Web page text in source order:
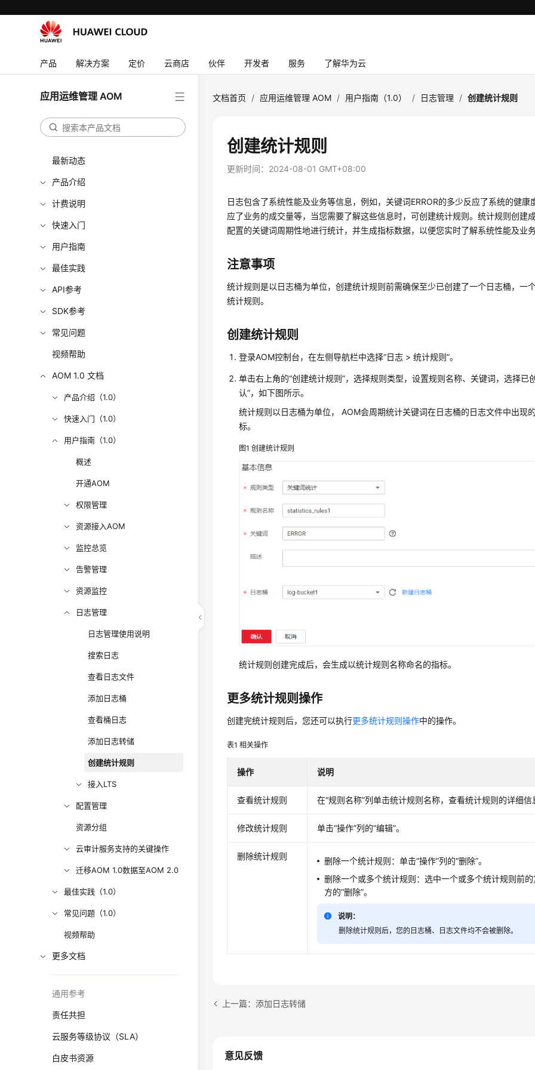
产品 解决方案 定价 云商店 伙伴 开发者 服务 了解华为云
应用运维管理 AOM
最新动态
产品介绍
计费说明
快速入门
用户指南
最佳实践
API参考
SDK参考
常见问题
视频帮助
AOM 1.0 文档
产品介绍（1.0）
快速入门（1.0）
用户指南（1.0）
概述
开通AOM
权限管理
资源接入AOM
监控总览
告警管理
资源监控
日志管理
日志管理使用说明
搜索日志
查看日志文件
添加日志桶
查看桶日志
添加日志转储
创建统计规则
接入LTS
配置管理
资源分组
云审计服务支持的关键操作
迁移AOM 1.0数据至AOM 2.0
最佳实践（1.0）
常见问题（1.0）
视频帮助
更多文档
通用参考
责任共担
云服务等级协议（SLA）
白皮书资源
文档首页 / 应用运维管理 AOM / 用户指南（1.0） / 日志管理 / 创建统计规则
创建统计规则
更新时间： 2024-08-01 GMT+08:00
日志包含了系统性能及业务等信息，例如，关键词ERROR的多少反应了系统的健康
应了业务的成交量等，当您需要了解这些信息时，可创建统计规则。统计规则创建
配置的关键词周期性地进行统计，并生成指标数据，以便您实时了解系统性能及业
注意事项
统计规则是以日志桶为单位，创建统计规则前需确保至少已创建了一个日志桶，一
统计规则。
创建统计规则
登录AOM控制台，在左侧导航栏中选择“日志 > 统计规则”。
单击右上角的“创建统计规则”，选择规则类型，设置规则名称、关键词，选择已
认”，如下图所示。
统计规则以日志桶为单位， AOM会周期统计关键词在日志桶的日志文件中出现
标。
图1创建统计规则
统计规则创建完成后，会生成以统计规则名称命名的指标。
更多统计规则操作
创建完统计规则后，您还可以执行更多统计规则操作中的操作。
表1相关操作
操作 说明
查看统计规则 在“规则名称”列单击统计规则名称，查看统计规则的详细信
修改统计规则 单击“操作”列的“编辑”。
删除统计规则
删除一个统计规则：单击“操作”列的“删除”。
删除一个或多个统计规则：选中一个或多个统计规则前
方的“删除”。
说明：
删除统计规则后，您的日志桶、日志文件均不会被删除。
上一篇：添加日志转储
意见反馈